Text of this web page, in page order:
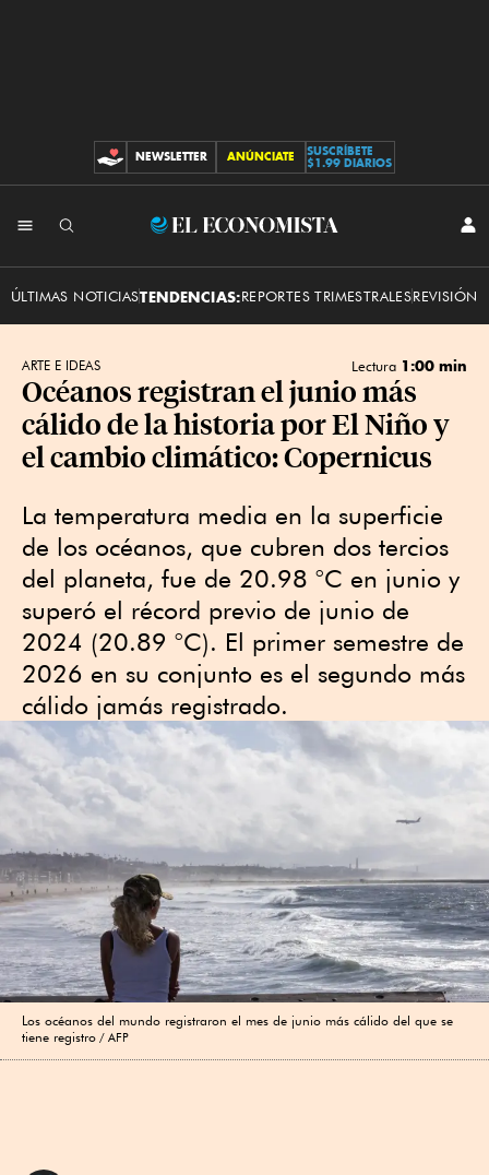
CONTRIBUCIONES
NEWSLETTER ANÚNCIATE
SUSCRÍBETE
$1.99 DIARIOS
El
ÚLTIMAS NOTICIASTENDENCIAS:REPORTES TRIMESTRALESREVISIÓN
ARTE E IDEAS Lectura 1:00 min
Océanos registran el junio más
cálido de la historia por El Niño y
el cambio climático: Copernicus
La temperatura media en la superficie
de los océanos, que cubren dos tercios
del planeta, fue de 20.98 °C en junio y
superó el récord previo de junio de
2024 (20.89 °C). El primer semestre de
2026 en su conjunto es el segundo más
cálido jamás registrado.
Los océanos del mundo registraron el mes de junio más cálido del que se
tiene registro
AFP